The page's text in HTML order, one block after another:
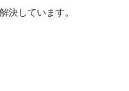
決しています。